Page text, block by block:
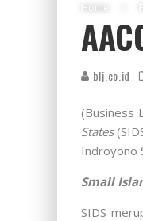
Home
blj.co.id
(Business
States
Indroyono
Small
SIDS